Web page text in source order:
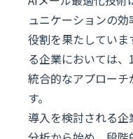
ュニケーションの
役割を果たしてい
る企業においては
統合的なアプロー
す。
導入を検討される